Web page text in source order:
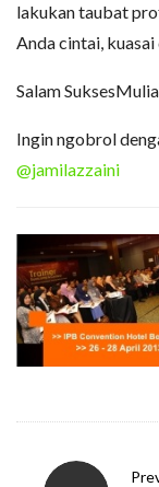
lakukan taubat
Anda cintai, kuasai
Salam
Ingin ngobrol
@jamilazzaini